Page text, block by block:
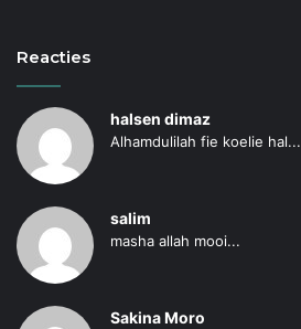
Reacties
halsen dimaz
Alhamdulilah fie koelie hal...
salim
masha allah mooi...
Sakina Moro